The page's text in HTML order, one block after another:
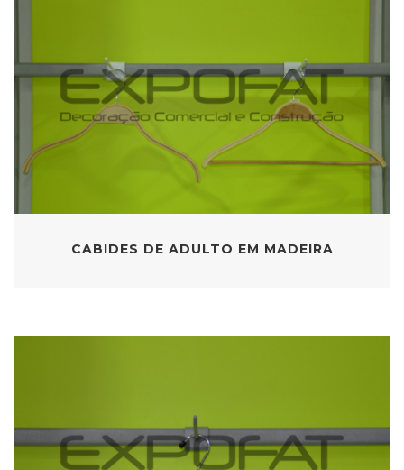
CABIDES DE ADULTO EM MADEIRA